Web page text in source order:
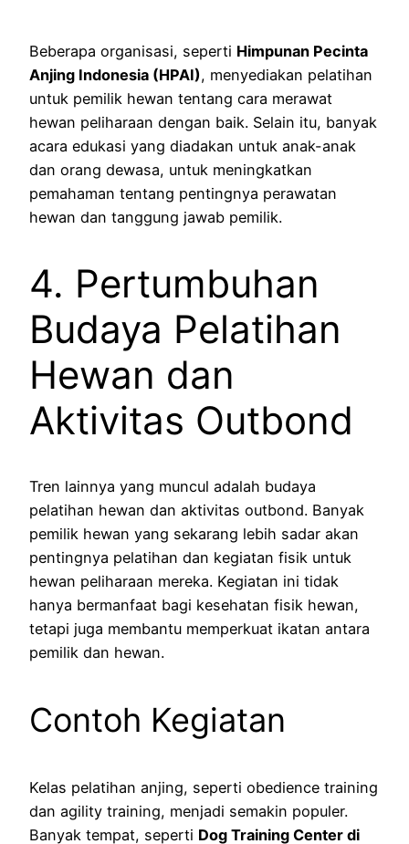
Beberapa organisasi, seperti Himpunan Pecinta
Anjing Indonesia (HPAI), menyediakan pelatihan
untuk pemilik hewan tentang cara merawat
hewan peliharaan dengan baik. Selain itu, banyak
acara edukasi yang diadakan untuk anak-anak
dan orang dewasa, untuk meningkatkan
pemahaman tentang pentingnya perawatan
hewan dan tanggung jawab pemilik.
4. Pertumbuhan
Budaya Pelatihan
Hewan dan
Aktivitas Outbond
Tren lainnya yang muncul adalah budaya
pelatihan hewan dan aktivitas outbond. Banyak
pemilik hewan yang sekarang lebih sadar akan
pentingnya pelatihan dan kegiatan fisik untuk
hewan peliharaan mereka. Kegiatan ini tidak
hanya bermanfaat bagi kesehatan fisik hewan,
tetapi juga membantu memperkuat ikatan antara
pemilik dan hewan.
Contoh Kegiatan
Kelas pelatihan anjing, seperti obedience training
dan agility training, menjadi semakin populer.
Banyak tempat, seperti Dog Training Center di